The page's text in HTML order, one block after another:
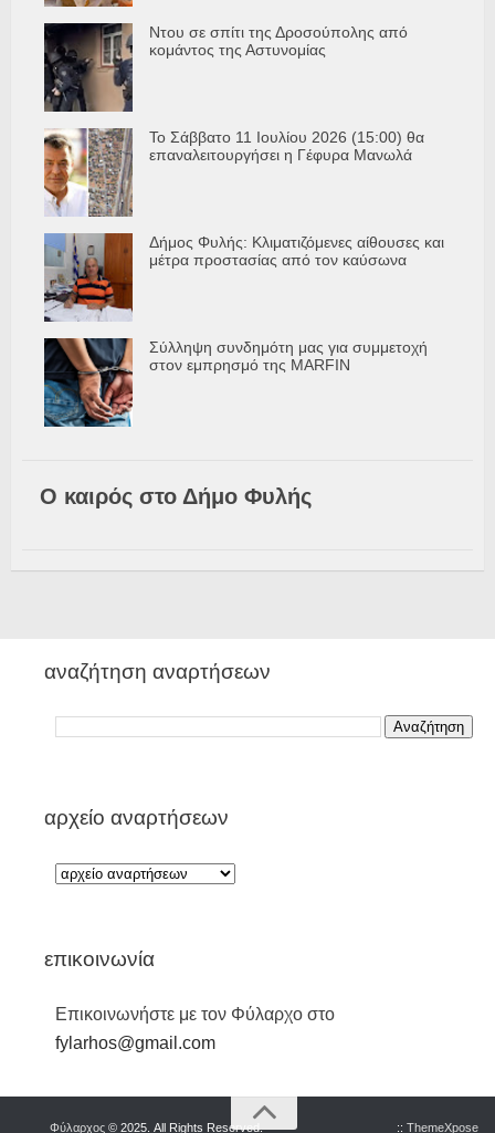
Ντου σε σπίτι της Δροσούπολης από
κομάντος της Αστυνομίας
Το Σάββατο 11 Ιουλίου 2026 (15:00) θα
επαναλειτουργήσει η Γέφυρα Μανωλά
Δήμος Φυλής: Κλιματιζόμενες αίθουσες και
μέτρα προστασίας από τον καύσωνα
Σύλληψη συνδημότη μας για συμμετοχή
στον εμπρησμό της MARFIN
Ο καιρός στο Δήμο Φυλής
αναζήτηση αναρτήσεων
αρχείο αναρτήσεων
επικοινωνία
Επικοινωνήστε με τον Φύλαρχο στο
fylarhos@gmail.com
Φύλαρχος © 2025. All Rights Reserved. :: ThemeXpose